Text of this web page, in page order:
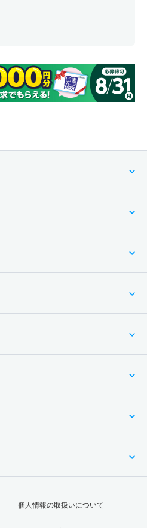
個人情報の取扱いについて